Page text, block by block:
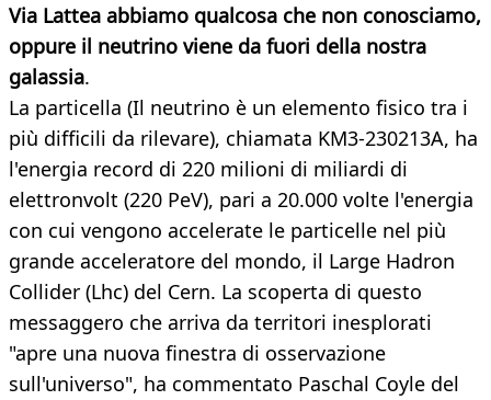
Via Lattea abbiamo qualcosa che non conosciamo,
oppure il neutrino viene da fuori della nostra
galassia.
La particella (Il neutrino è un elemento fisico tra i
più difficili da rilevare), chiamata KM3-230213A, ha
l'energia record di 220 milioni di miliardi di
elettronvolt (220 PeV), pari a 20.000 volte l'energia
con cui vengono accelerate le particelle nel più
grande acceleratore del mondo, il Large Hadron
Collider (Lhc) del Cern. La scoperta di questo
messaggero che arriva da territori inesplorati
"apre una nuova finestra di osservazione
sull'universo", ha commentato Paschal Coyle del